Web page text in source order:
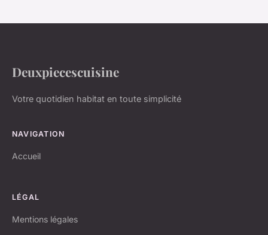
Deuxpiecescuisine
Votre quotidien habitat en toute simplicité
NAVIGATION
Accueil
LÉGAL
Mentions légales